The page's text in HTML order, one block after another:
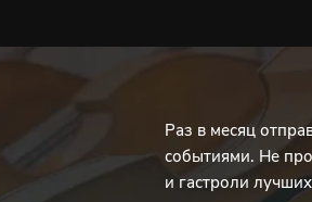
Раз в месяц
событиями. Не
и гастроли